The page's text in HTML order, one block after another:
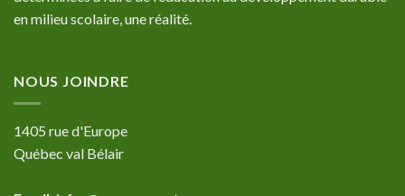
en milieu scolaire, une réalité.
NOUS JOINDRE
1405 rue d'Europe
Québec val Bélair